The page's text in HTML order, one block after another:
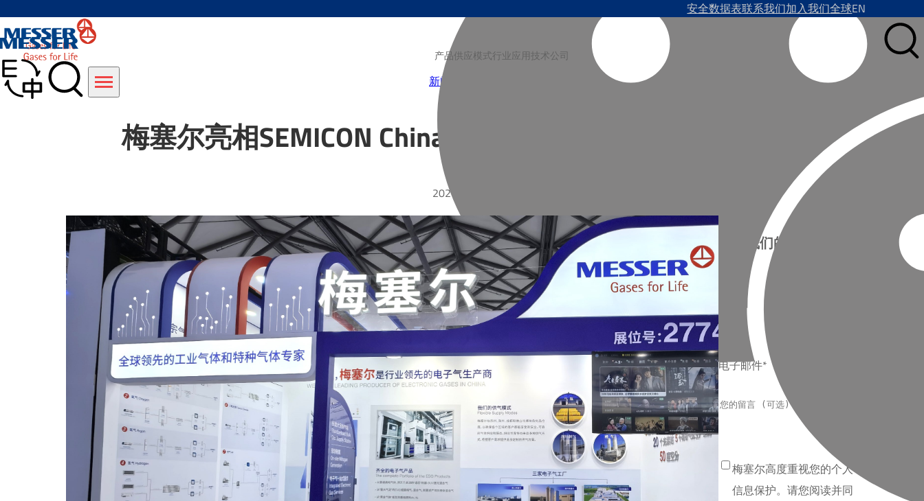
安全数据表联系我们加入我们全球EN
产品供应模式行业应用技术公司
新闻
梅塞尔亮相SEMICON China，展示电子气体整体解决方案
2026-03-23
订阅我们的新闻
公司
电子邮件*
梅塞尔高度重视您的个人
信息保护。请您阅读并同